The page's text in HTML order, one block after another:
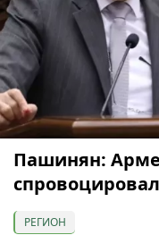
Пашинян:
РЕГИОН